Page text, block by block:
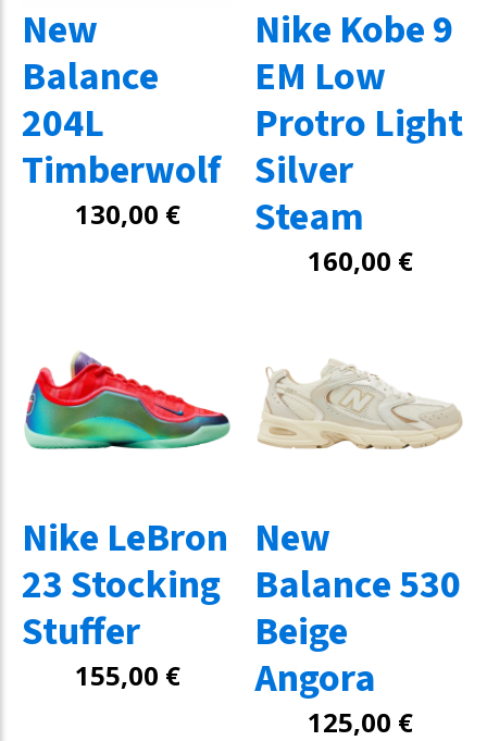
New
Balance
204L
Timberwolf
130,00 €
Nike Kobe 9
EM Low
Protro Light
Silver
Steam
160,00 €
Nike LeBron
23 Stocking
Stuffer
155,00 €
New
Balance 530
Beige
Angora
125,00 €